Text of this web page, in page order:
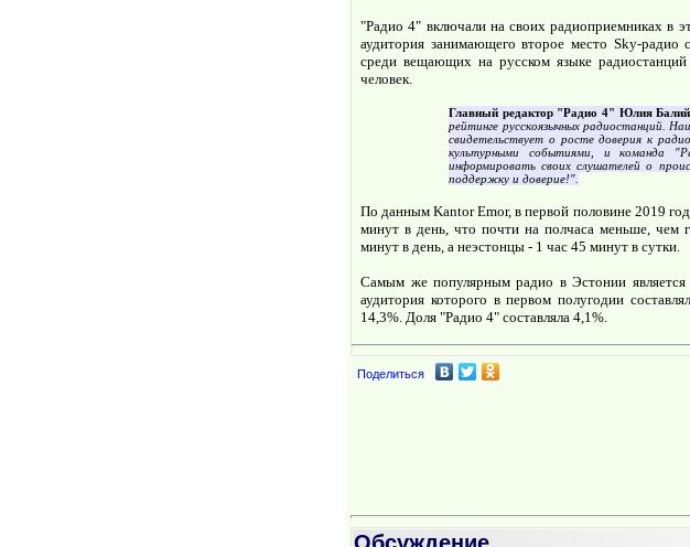
"Радио 4" включали на своих радиоприемниках в
аудитория занимающего второе место Sky-радио
среди вещающих на русском языке
человек.
Главный редактор "Радио 4" Юлия
рейтинге русскоязычных радиостанций.
свидетельствует о росте доверия к
культурными событиями, и команда
информировать своих слушателей о
поддержку и доверие!".
По данным Kantor Emor, в первой половине 2019
минут в день, что почти на полчаса меньше, чем
минут в день, а неэстонцы - 1 час 45 минут в сутки.
Самым же популярным радио в Эстонии является
аудитория которого в первом полугодии
14,3%. Доля "Радио 4" составляла 4,1%.
Поделиться
Обсуждение